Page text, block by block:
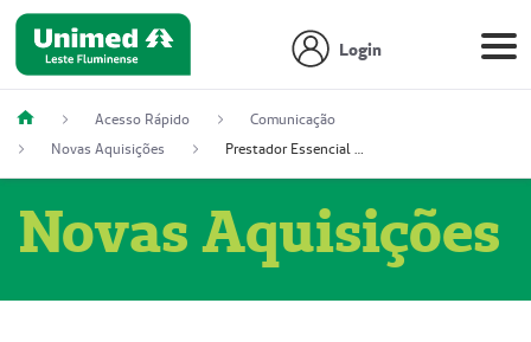
Login
Acesso Rápido
Comunicação
Novas Aquisições
Prestador Essencial Gestão em Saúde Ereli (51004354-7)
Novas Aquisições